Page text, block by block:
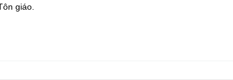
giáo.